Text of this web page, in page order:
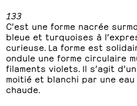
133
C’est une forme nacrée
bleue et turquoises à
curieuse. La forme est
ondule une forme circulaire
filaments violets. Il s’agit
moitié et blanchi par une
chaude.